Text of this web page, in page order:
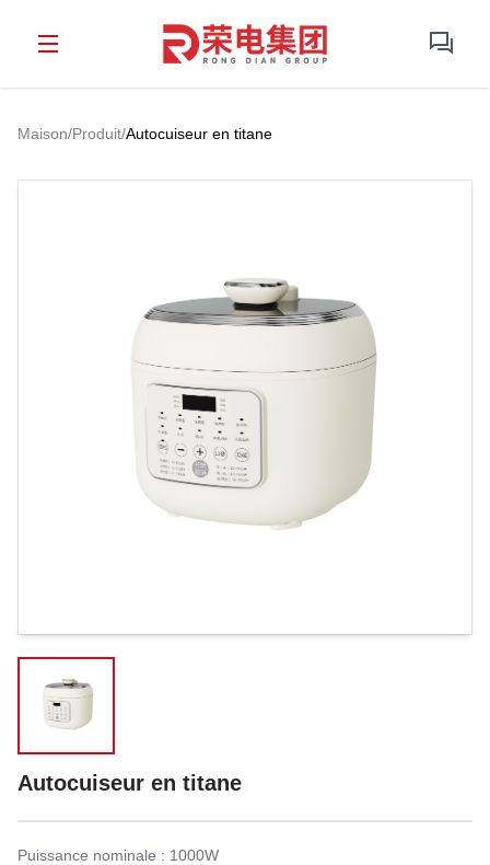
Maison/Produit/Autocuiseur en titane
Autocuiseur en titane
Puissance nominale : 1000W